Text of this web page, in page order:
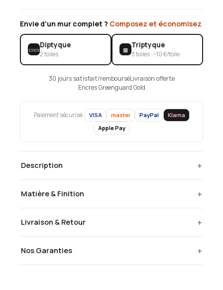
Envie d'un mur complet ? Composez et économisez
▭▭Diptyque
2 toiles
▦ Triptyque
3 toiles · −10 €/toile
30 jours satisfait/rembourséLivraison offerte
Encres Greenguard Gold
Paiement sécurisé VISA master PayPal
Klarna
Apple Pay
Description +
Matière & Finition +
Livraison & Retour +
Nos Garanties +